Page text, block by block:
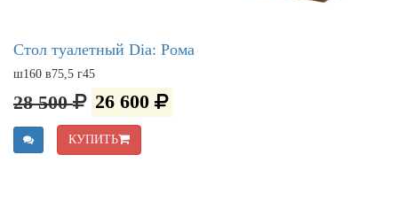
Стол туалетный Dia: Рома
ш160 в75,5 г45
28 500 26 600
КУПИТЬ